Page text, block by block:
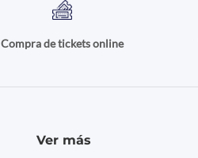
Compra de tickets online
Ver más